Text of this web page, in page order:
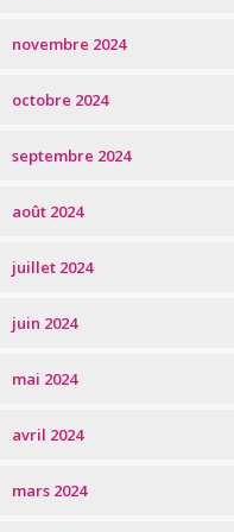
novembre 2024
octobre 2024
septembre 2024
août 2024
juillet 2024
juin 2024
mai 2024
avril 2024
mars 2024